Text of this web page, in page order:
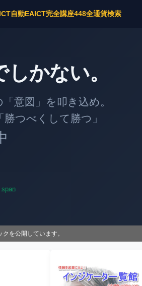
ICT自動EAICT完全講座448全通貨検索
かない。
図」を叩き込め。
べくして勝つ」
span
を公開しています。